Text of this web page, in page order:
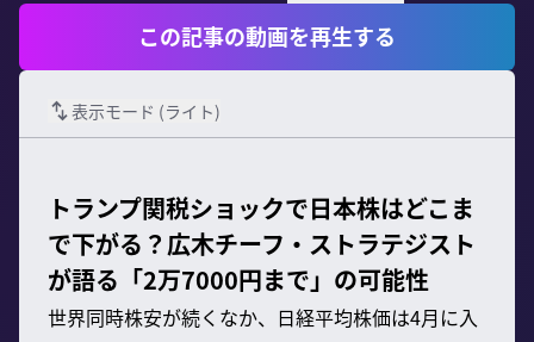
この記事の動画を再生する
表示モード (ライト)
トランプ関税ショックで日本株はどこま
で下がる？広木チーフ・ストラテジスト
が語る「2万7000円まで」の可能性
世界同時株安が続くなか、日経平均株価は4月に入